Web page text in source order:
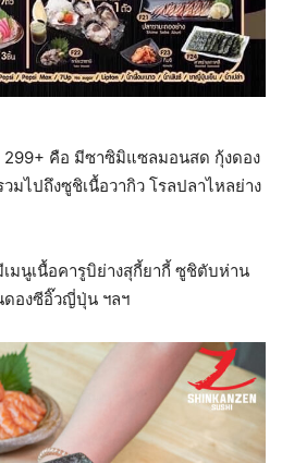
299+ คือ มีซาซิมิแซลมอนสด กุ้งดอง
ไปถึงซูชิเนื้อวากิว โรลปลาไหลย่าง
มนูเนื้อคารูบิย่างสุกี้ยากี้ ซูชิตับห่าน
องซีอิ๊วญี่ปุ่น ฯลฯ